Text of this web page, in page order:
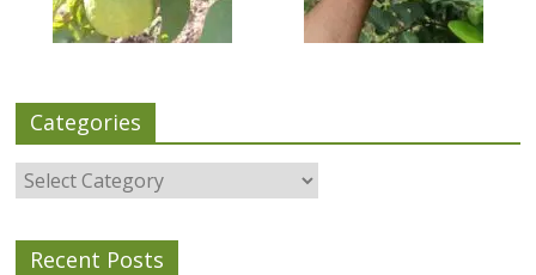
Categories
Categories
Recent Posts